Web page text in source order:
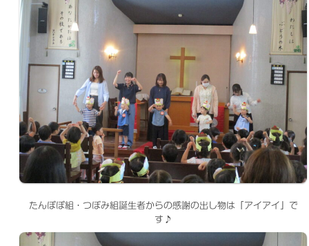
たんぽぽ組・つぼみ組誕生者からの感謝の出し物は「アイアイ」で
す♪